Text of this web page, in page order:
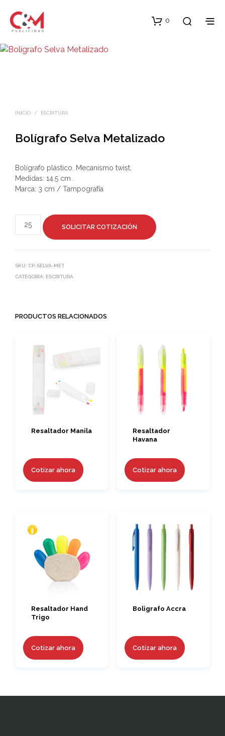
0
INICIO / ESCRITURA
Bolígrafo Selva Metalizado
Bolígrafo plástico. Mecanismo twist.
Medidas: 14.5 cm .
Marca: 3 cm / Tampografía
SOLICITAR COTIZACIÓN
SKU: CP-SELVA-MET
CATEGORÍA: ESCRITURA
PRODUCTOS RELACIONADOS
Resaltador Manila
Cotizar ahora
Resaltador
Havana
Cotizar ahora
Resaltador Hand
Trigo
Cotizar ahora
Boligrafo Accra
Cotizar ahora